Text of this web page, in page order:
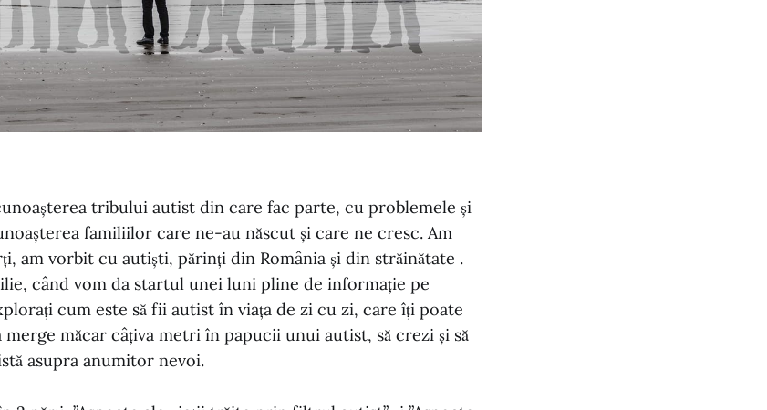
tribului autist din care fac parte, cu problemele și
familiilor care ne-au născut și care ne cresc. Am
am vorbit cu autiști, părinți din România și din străinătate .
când vom da startul unei luni pline de informație pe
cum este să fii autist în viața de zi cu zi, care îți poate
măcar câțiva metri în papucii unui autist, să crezi și să
asupra anumitor nevoi.